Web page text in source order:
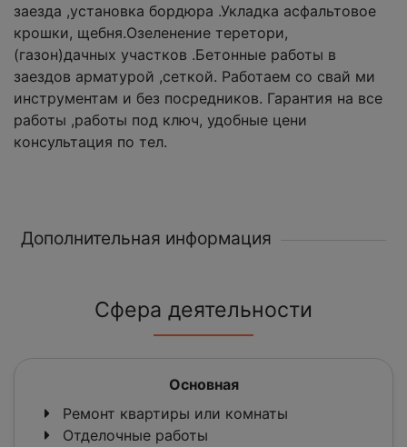
заезда ,установка бордюра .Укладка асфальтовое
крошки, щебня.Озеленение теретори,
(газон)дачных участков .Бетонные работы в
заездов арматурой ,сеткой. Работаем со свай ми
инструментам и без посредников. Гарантия на все
работы ,работы под ключ, удобные цени
консультация по тел.
Дополнительная информация
Сфера деятельности
Основная
Ремонт квартиры или комнаты
Отделочные работы